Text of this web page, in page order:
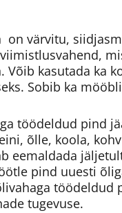
on värvitu,
viimistlusvahend,
kasutada ka
Sobib ka
töödeldud pind
õlle, koola,
eemaldada
pind uuesti
töödeldud
tugevuse.